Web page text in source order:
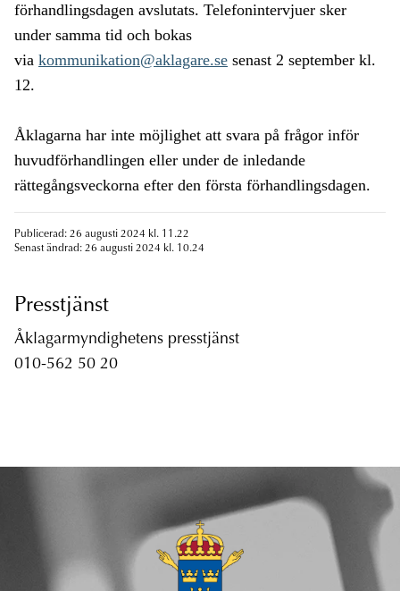
förhandlingsdagen avslutats. Telefonintervjuer sker
under samma tid och bokas
via kommunikation@aklagare.se senast 2 september kl.
12.
Åklagarna har inte möjlighet att svara på frågor inför
huvudförhandlingen eller under de inledande
rättegångsveckorna efter den första förhandlingsdagen.
Publicerad: 26 augusti 2024 kl. 11.22
Senast ändrad: 26 augusti 2024 kl. 10.24
Presstjänst
Åklagarmyndighetens presstjänst
010-562 50 20